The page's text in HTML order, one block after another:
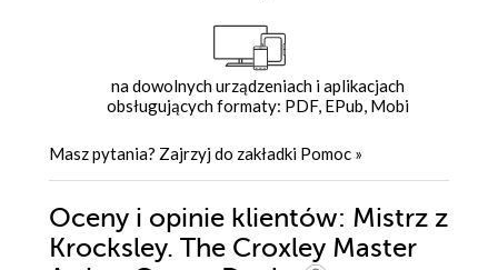
na dowolnych urządzeniach i aplikacjach
obsługujących formaty: PDF, EPub, Mobi
Masz pytania? Zajrzyj do zakładki Pomoc »
Oceny i opinie klientów: Mistrz z
Krocksley. The Croxley Master